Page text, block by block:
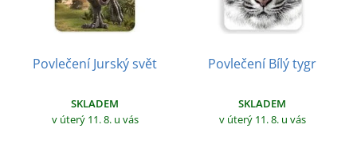
Povlečení Jurský svět
SKLADEM
v úterý 11. 8. u vás
Povlečení Bílý tygr
SKLADEM
v úterý 11. 8. u vás